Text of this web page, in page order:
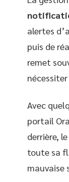
alertes
puis de
remet
Avec
portail
derrière,
toute sa
mauvaise